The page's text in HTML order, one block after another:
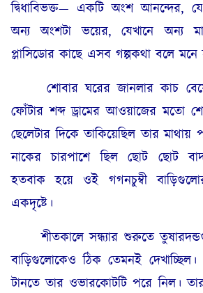
দ্বিধাবিভক্ত— একটি অংশ আনন্দের,
অন্য অংশটা ভয়ের, যেখানে অন্য
প্লাসিডোর কাছে এসব গল্পকথা বলে মনে
শোবার ঘরের জানলার কাচ বেয়ে
ফোঁটার শব্দ ড্রামের আওয়াজের মতো
ছেলেটার দিকে তাকিয়েছিল তার
নাকের চারপাশে ছিল ছোট ছোট
হতবাক হয়ে ওই গগনচুম্বী
একদৃষ্টে।
শীতকালে সন্ধ্যার শুরুতে
বাড়িগুলোকেও ঠিক তেমনই দেখাচ্ছিল।
টানতে তার ওভারকোটটি পরে নিল।